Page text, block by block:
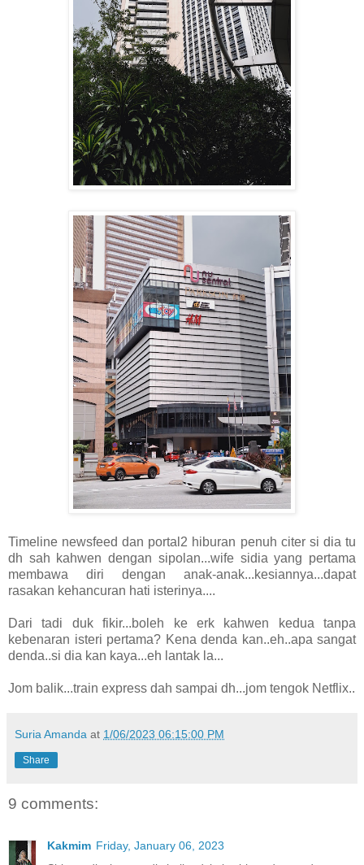
Timeline newsfeed dan portal2 hiburan penuh citer si dia tu
dh sah kahwen dengan sipolan...wife sidia yang pertama
membawa diri dengan anak-anak...kesiannya...dapat
rasakan kehancuran hati isterinya....
Dari tadi duk fikir...boleh ke erk kahwen kedua tanpa
kebenaran isteri pertama? Kena denda kan..eh..apa sangat
denda..si dia kan kaya...eh lantak la...
Jom balik...train express dah sampai dh...jom tengok Netflix..
Suria Amanda at 1/06/2023 06:15:00 PM
Share
9 comments:
Kakmim Friday, January 06, 2023